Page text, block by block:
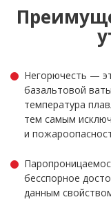
Негорючесть —
базальтовой
температура
тем самым
и
бесспорное
данным